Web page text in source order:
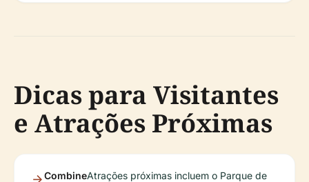
Dicas para Visitantes
e Atrações Próximas
CombineAtrações próximas incluem o Parque de